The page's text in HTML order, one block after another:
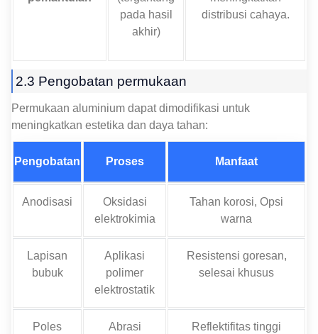
pada hasil
akhir)
distribusi cahaya.
2.3 Pengobatan permukaan
Permukaan aluminium dapat dimodifikasi untuk
meningkatkan estetika dan daya tahan:
Pengobatan Proses Manfaat
Anodisasi
Oksidasi
elektrokimia
Tahan korosi, Opsi
warna
Lapisan
bubuk
Aplikasi
polimer
elektrostatik
Resistensi goresan,
selesai khusus
Poles
Abrasi
Reflektifitas tinggi